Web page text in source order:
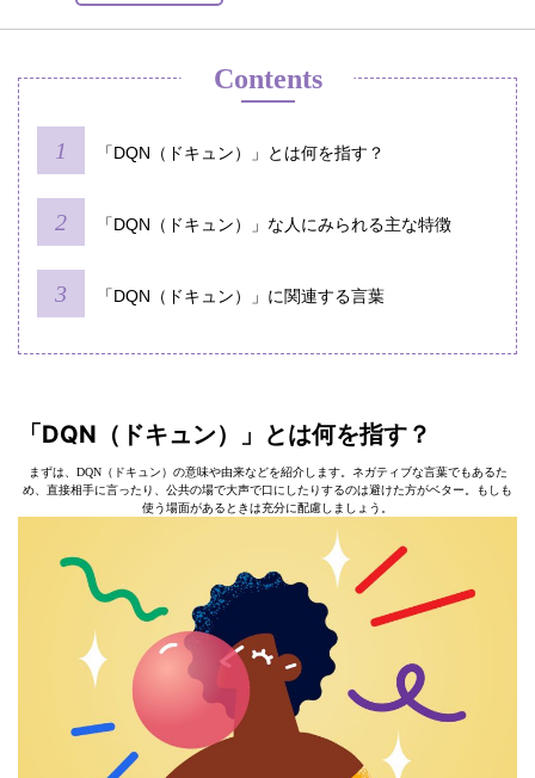
Contents
「DQN（ドキュン）」とは何を指す？
「DQN（ドキュン）」な人にみられる主な特徴
「DQN（ドキュン）」に関連する言葉
「DQN（ドキュン）」とは何を指す？
まずは、DQN（ドキュン）の意味や由来などを紹介します。ネガティブな言葉でもあるた
め、直接相手に言ったり、公共の場で大声で口にしたりするのは避けた方がベター。もしも
使う場面があるときは充分に配慮しましょう。